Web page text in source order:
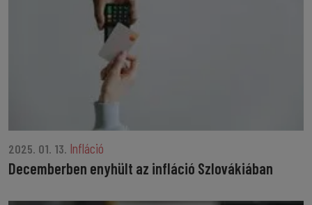
2025. 01. 13. Infláció
Decemberben enyhült az infláció Szlovákiában